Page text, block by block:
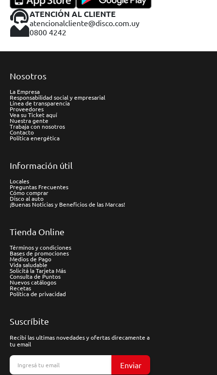
ATENCIÓN AL CLIENTE
atencionalcliente@disco.com.uy
0800 4242
Nosotros
La Empresa
Responsabilidad social y empresarial
Línea de transparencia
Proveedores
Vea su Ticket aquí
Nuestra gente
Trabaja con nosotros
Contacto
Política energética
Información útil
Locales
Preguntas Frecuentes
Cómo comprar
Disco al auto
¡Buenas Noticias y Beneficios de las Marcas!
Tienda Online
Términos y condiciones
Bases de promociones
Medios de Pago
Vida saludable
Solicitá la Tarjeta Más
Consulta de Puntos
Nuevos catálogos
Recetas
Política de privacidad
Suscríbite
Recibí las ultimas novedades y ofertas direcamente a
tu email
Enviar